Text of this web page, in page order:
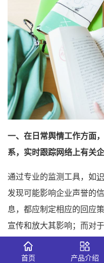
一、在日常舆情工作方面
系，实时跟踪网络上有关
通过专业的监测工具，如
发现可能影响企业声誉的
息，都应制定相应的回应
宣传和放大其影响；而对
潜在影响，准备相应的回
首页 产品介绍